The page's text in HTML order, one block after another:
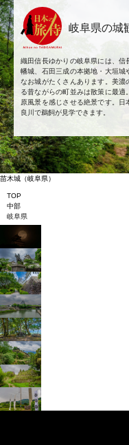
岐阜県の城
織田信長ゆかりの岐阜県には、信
幡城、石田三成の本拠地・大垣
なお城がたくさんあります。美濃
る昔ながらの町並みは散策に最
原風景を感じさせる絶景です。
良川で鵜飼が見学できます。
苗木城 （岐阜県）
TOP
中部
岐阜県